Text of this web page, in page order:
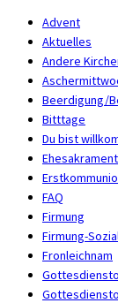
Advent
Aktuelles
Andere
Beerdigung/
Bitttage
Du bist
Ehesakrament
FAQ
Firmung
Firmung-
Fronleichnam